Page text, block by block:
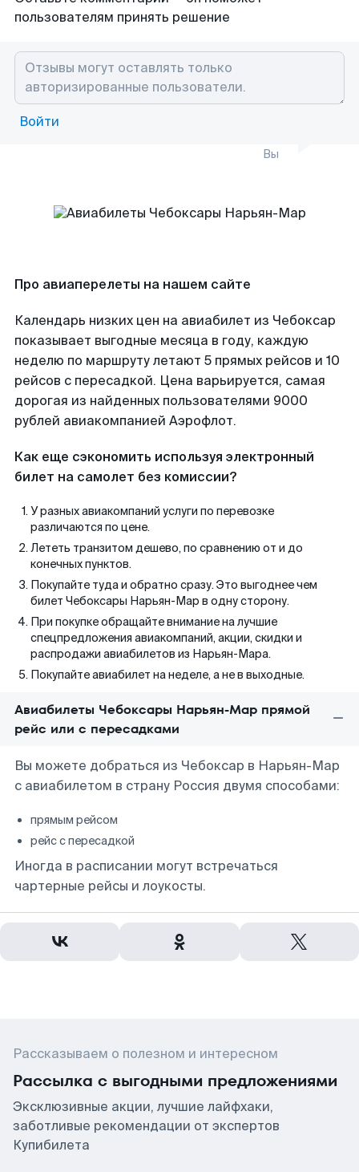
пользователям принять решение
Войти
Вы
Про авиаперелеты на нашем сайте
Календарь низких цен на авиабилет из Чебоксар
показывает выгодные месяца в году, каждую
неделю по маршруту летают 5 прямых рейсов и 10
рейсов с пересадкой. Цена варьируется, самая
дорогая из найденных пользователями 9000
рублей авиакомпанией Аэрофлот.
Как еще сэкономить используя электронный
билет на самолет без комиссии?
У разных авиакомпаний услуги по перевозке
различаются по цене.
Лететь транзитом дешево, по сравнению от и до
конечных пунктов.
Покупайте туда и обратно сразу. Это выгоднее чем
билет Чебоксары Нарьян-Мар в одну сторону.
При покупке обращайте внимание на лучшие
спецпредложения авиакомпаний, акции, скидки и
распродажи авиабилетов из Нарьян-Мара.
Покупайте авиабилет на неделе, а не в выходные.
Авиабилеты Чебоксары Нарьян-Мар прямой
рейс или с пересадками
Вы можете добраться из Чебоксар в Нарьян-Мар
с авиабилетом в страну Россия двумя способами:
прямым рейсом
рейс с пересадкой
Иногда в расписании могут встречаться
чартерные рейсы и лоукосты.
Рассказываем о полезном и интересном
Рассылка с выгодными предложениями
Эксклюзивные акции, лучшие лайфхаки,
заботливые рекомендации от экспертов
Купибилета